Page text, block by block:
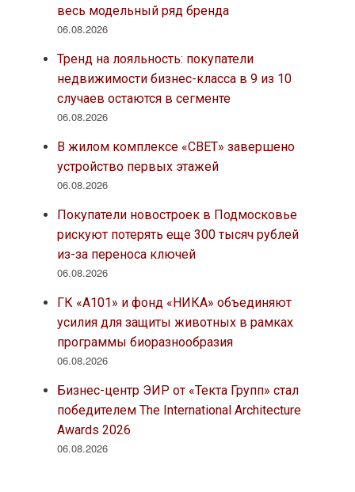
весь модельный ряд бренда
06.08.2026
Тренд на лояльность: покупатели
недвижимости бизнес-класса в 9 из 10
случаев остаются в сегменте
06.08.2026
В жилом комплексе «СВЕТ» завершено
устройство первых этажей
06.08.2026
Покупатели новостроек в Подмосковье
рискуют потерять еще 300 тысяч рублей
из-за переноса ключей
06.08.2026
ГК «А101» и фонд «НИКА» объединяют
усилия для защиты животных в рамках
программы биоразнообразия
06.08.2026
Бизнес-центр ЭИР от «Текта Групп» стал
победителем The International Architecture
Awards 2026
06.08.2026